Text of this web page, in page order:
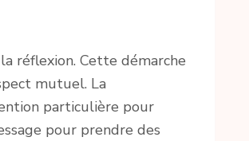
réflexion. Cette démarche
mutuel. La
particulière pour
pour prendre des